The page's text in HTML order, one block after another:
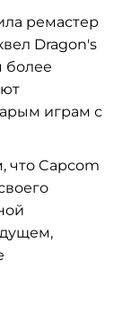
ремастер
Dragon's
более
играм с
что Capcom